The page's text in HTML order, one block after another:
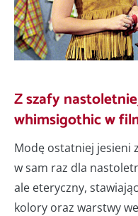
Z szafy
whimsigothic w
Modę ostatniej jesieni
w sam raz dla
ale eteryczny,
kolory oraz warstwy